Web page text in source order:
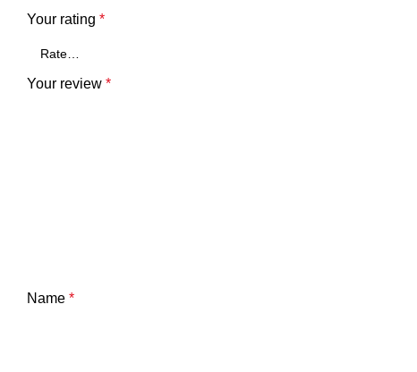
Your rating *
Your review *
Name *